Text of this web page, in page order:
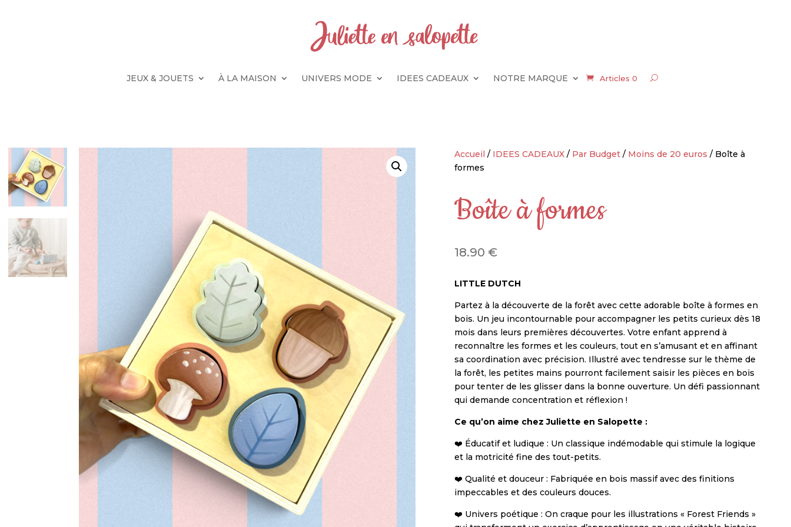
JEUX & JOUETS À LA MAISON UNIVERS MODE IDEES CADEAUX NOTRE MARQUE Articles 0
Accueil / IDEES CADEAUX / Par Budget / Moins de 20 euros / Boîte à
formes
Boîte à formes
18.90 €
LITTLE DUTCH
Partez à la découverte de la forêt avec cette adorable boîte à formes en
bois. Un jeu incontournable pour accompagner les petits curieux dès 18
mois dans leurs premières découvertes. Votre enfant apprend à
reconnaître les formes et les couleurs, tout en s’amusant et en affinant
sa coordination avec précision. Illustré avec tendresse sur le thème de
la forêt, les petites mains pourront facilement saisir les pièces en bois
pour tenter de les glisser dans la bonne ouverture. Un défi passionnant
qui demande concentration et réflexion !
Ce qu’on aime chez Juliette en Salopette :
❤️ Éducatif et ludique : Un classique indémodable qui stimule la logique
et la motricité fine des tout-petits.
❤️ Qualité et douceur : Fabriquée en bois massif avec des finitions
impeccables et des couleurs douces.
❤️ Univers poétique : On craque pour les illustrations « Forest Friends »